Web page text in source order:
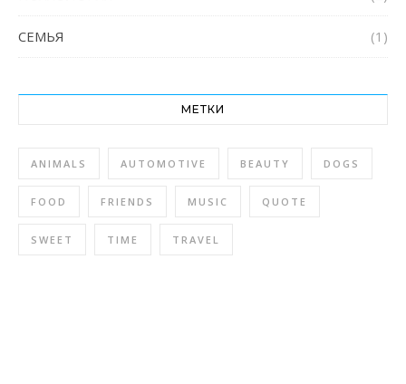
СЕМЬЯ (1)
МЕТКИ
ANIMALS AUTOMOTIVE BEAUTY DOGS
FOOD FRIENDS MUSIC QUOTE
SWEET TIME TRAVEL